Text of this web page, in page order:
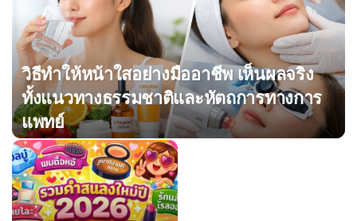
วิธีทำให้หน้าใสอย่างมืออาชีพ เห็นผลจริง
ทั้งแนวทางธรรมชาติและหัตถการทางการ
แพทย์